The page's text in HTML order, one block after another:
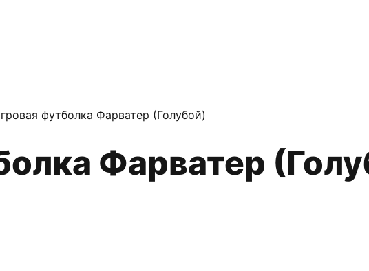
футболка Фарватер (Голубой)
Фарватер